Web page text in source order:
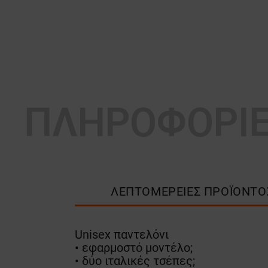
ΛΕΠΤΟΜΈΡΕΙΕΣ
Unisex παντελόνι
• εφαρμοστό μοντέλο;
• δύο ιταλικές τσέπες;